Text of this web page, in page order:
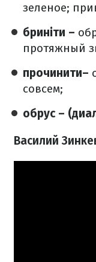
зеленое;
бриніти –
протяжный
прочинити–
совсем;
обрус –
Василий